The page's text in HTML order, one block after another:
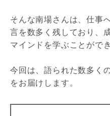
そんな南場さんは、仕事
言を数多く残しており、
マインドを学ぶことができ
今回は、語られた数多く
をお届けします。